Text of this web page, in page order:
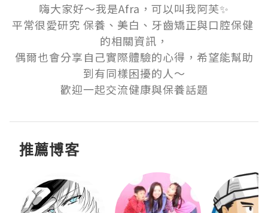
嗨大家好～我是Afra，可以叫我阿芙✨
平常很愛研究 保養、美白、牙齒矯正與口腔保健
的相關資訊，
偶爾也會分享自己實際體驗的心得，希望能幫助
到有同樣困擾的人～
歡迎一起交流健康與保養話題
推薦博客